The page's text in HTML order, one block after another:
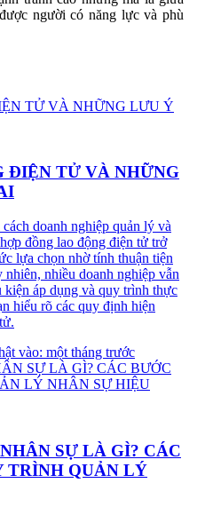
người có năng lực và phù
ĐIỆN TỬ VÀ NHỮNG
doanh nghiệp quản lý và
đồng lao động điện tử trở
lựa chọn nhờ tính thuận tiện
nhiều doanh nghiệp vẫn
áp dụng và quy trình thực
hiểu rõ các quy định hiện
vào: một tháng trước
SỰ LÀ GÌ? CÁC
TRÌNH QUẢN LÝ